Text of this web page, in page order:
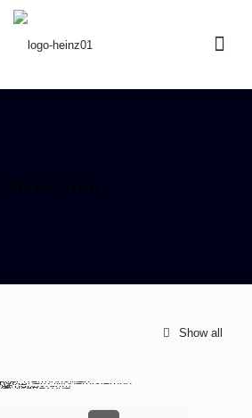
Öffentlich
Show all